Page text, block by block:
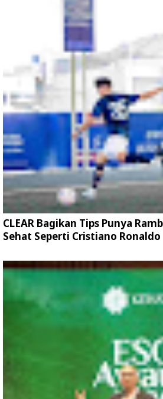
CLEAR Bagikan Tips Punya
Sehat Seperti Cristiano Ronaldo